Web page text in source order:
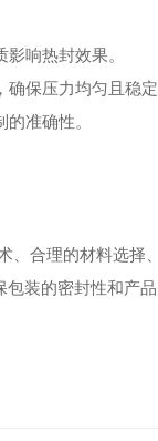
响热封效果。
保压力均匀且稳定
准确性。
、合理的材料选
装的密封性和产